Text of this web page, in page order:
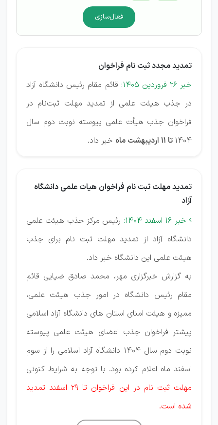
فعال‌سازی
تمدید مجدد ثبت نام فراخوان
خبر 26 فروردین 1405:
قائم مقام رئیس دانشگاه آزاد
در جذب هیئت علمی از تمدید مهلت ثبت‌نام در
فراخوان جذب هیأت علمی پیوسته نوبت دوم سال
۱۴۰۴ تا ۱۱ اردیبهشت ماه خبر داد.
تمدید مهلت ثبت نام فراخوان هیات علمی دانشگاه
آزاد
خبر 16 اسفند 1404:
رئیس مرکز جذب هیئت علمی
دانشگاه آزاد از تمدید مهلت ثبت نام برای جذب
هیئت علمی این دانشگاه خبر داد.
به گزارش خبرگزاری مهر، محمد صادق ضیایی قائم
مقام رئیس دانشگاه در امور جذب هیئت علمی،
ممیزه و هیئت امنای استان های دانشگاه آزاد اسلامی
پیشتر فراخوان جذب اعضای هیئت علمی پیوسته
نوبت دوم سال ۱۴۰۴ دانشگاه آزاد اسلامی را از سوم
اسفند ماه اعلام کرده بود. با توجه به شرایط کنونی
مهلت ثبت نام در این فراخوان تا ۲۹ اسفند تمدید
شده است.